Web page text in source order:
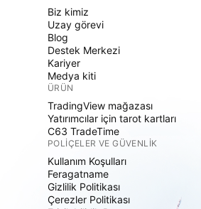
Biz kimiz
Uzay görevi
Blog
Destek Merkezi
Kariyer
Medya kiti
ÜRÜN
TradingView mağazası
Yatırımcılar için tarot kartları
C63 TradeTime
POLIÇELER VE GÜVENLIK
Kullanım Koşulları
Feragatname
Gizlilik Politikası
Çerezler Politikası